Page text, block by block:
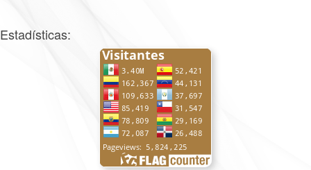
Estadísticas: